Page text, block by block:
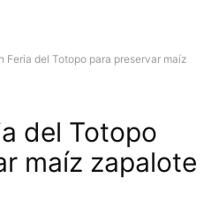
Feria del Totopo para preservar maíz
del Totopo
maíz zapalote